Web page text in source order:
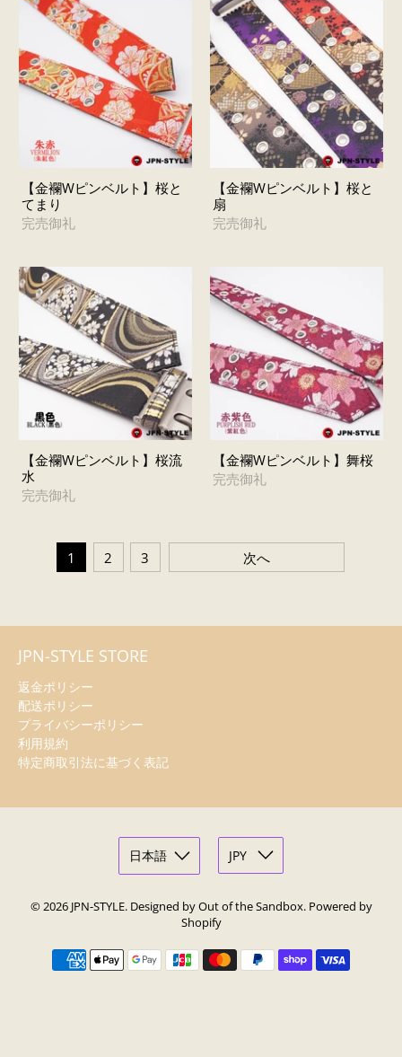
【金襴Wピンベルト】桜と
てまり
完売御礼
【金襴Wピンベルト】桜と
扇
完売御礼
【金襴Wピンベルト】桜流
水
完売御礼
【金襴Wピンベルト】舞桜
完売御礼
1 2 3 次へ
JPN-STYLE STORE
返金ポリシー
配送ポリシー
プライバシーポリシー
利用規約
特定商取引法に基づく表記
© 2026JPN-STYLE. Designed by Out of the Sandbox. Powered by
Shopify